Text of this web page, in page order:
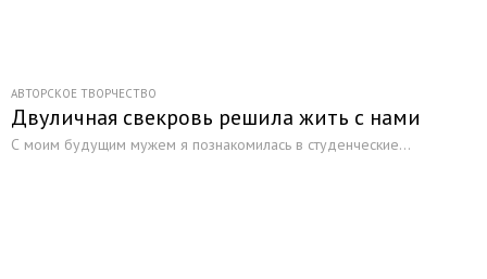
АВТОРСКОЕ ТВОРЧЕСТВО
Двуличная свекровь решила жить с нами
С моим будущим мужем я познакомилась в студенческие...